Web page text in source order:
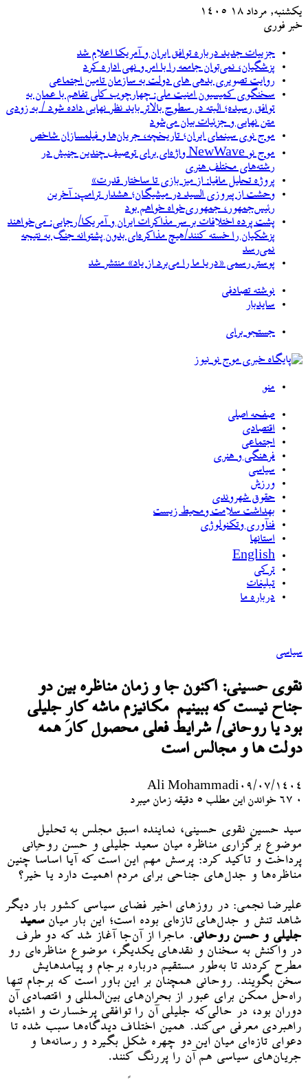
یکشنبه, مرداد ۱۸ ۱۴۰۵
خبر فوری
جزییات جدید درباره توافق ایران و آمریکا اعلام شد
پزشگیان، نمی‌توان جامعه را با امر و نهی اداره کرد
روایت تصویری بدهی های دولت به سازمان تامین اجتماعی
سخنگوی کمیسیون امنیت ملی: چهارچوب کلی تفاهم با عمان به
توافق رسیده؛ البته در سطوح بالاتر باید نظر نهایی داده شود / به زودی
متن نهایی و جزئیات بیان می‌شود
موج نوی سینمای ایران؛ تاریخچه، جریان‌ها و فیلمسازان شاخص
موج نو NewWave واژه‌ای برای توصیف چندین جنبش در
رشته‌های مختلف هنری
پروژه تحلیل مافیا: از میز بازی تا ساختار قدرت»
وحشت از پیروزی السید در میشیگان؛ هشدار ترامپ: آخرین
رئیس‌جمهور، جمهوری‌خواه خواهم بود
پشت پرده اختلافات بر سر مذاکرات ایران و آمریکا/رجایی: می‌خواهند
پزشکیان را خسته کنند/هیچ مذاکره‌ای بدون پشتوانه جنگ به نتیجه
نمی‌رسد
پوستر رسمی «دریا ما را می‌برد از یاد» منتشر شد
نوشته تصادفی
سایدبار
جستجو برای
منو
صفحه اصلی
اقتصادی
اجتماعی
فرهنگی و هنری
سیاسی
ورزش
حقوق شهروندی
بهداشت سلامت ومحیط زیست
فنآوری وتکنولوژی
استانها
English
ترکی
تبلیغات
درباره ما
سیاسی
نقوی حسینی: اکنون جا و زمان مناظره بین دو
جناح نیست که ببینیم مکانیزم ماشه کارِ جلیلی
بود یا روحانی/ شرایط فعلی محصول کار همه
دولت ها و مجالس است
Ali Mohammadi ۰۹/۰۷/۱۴۰۴
۰
خواندن این مطلب 5 دقیقه زمان میبرد
سید حسین نقوی حسینی، نماینده اسبق مجلس به تحلیل
موضوع برگزاری مناظره میان سعید جلیلی و حسن روحانی
پرداخت و تاکید کرد: پرسش مهم این است که آیا اساساً چنین
مناظره‌ها و جدل‌های جناحی برای مردم اهمیت دارد یا خیر؟
علیرضا نجمی: در روزهای اخیر فضای سیاسی کشور بار دیگر
شاهد تنش و جدل‌های تازه‌ای بوده است؛ این بار میان سعید
جلیلی و حسن روحانی. ماجرا از آن‌جا آغاز شد که دو طرف
در واکنش به سخنان و نقدهای یکدیگر، موضوع مناظره‌ای رو
مطرح کردند تا به‌طور مستقیم درباره برجام و پیامدهایش
سخن بگویند. روحانی همچنان بر این باور است که برجام تنها
راه‌حل ممکن برای عبور از بحران‌های بین‌المللی و اقتصادی آن
دوران بود، در حالی‌که جلیلی آن را توافقی پرخسارت و اشتباه
راهبردی معرفی می‌کند. همین اختلاف دیدگاه‌ها سبب شده تا
دعوای تازه‌ای میان این دو چهره شکل بگیرد و رسانه‌ها و
جریان‌های سیاسی هم آن را پررنگ کنند.